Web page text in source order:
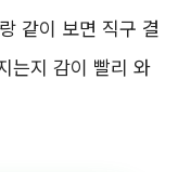
같이 보면 직구 결
는지 감이 빨리 와